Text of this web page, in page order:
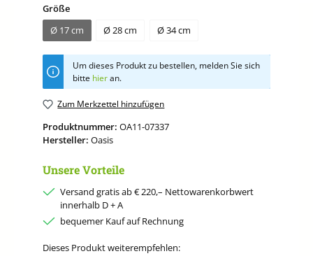
Größeauswählen
Ø 17 cm
Ø 28 cm Ø 34 cm
Um dieses Produkt zu bestellen, melden Sie sich
bitte hieran.
Zum Merkzettel hinzufügen
Produktnummer: OA11-07337
Hersteller: Oasis
Unsere Vorteile
Versand gratis ab € 220,– Nettowarenkorbwert
innerhalb D + A
bequemer Kauf auf Rechnung
Dieses Produkt weiterempfehlen: